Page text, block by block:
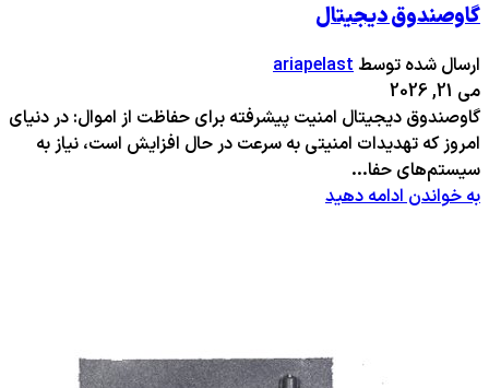
گاوصندوق دیجیتال
ارسال شده توسط ariapelast
می 21, 2026
گاوصندوق دیجیتال امنیت پیشرفته برای حفاظت از اموال: در دنیای
امروز که تهدیدات امنیتی به سرعت در حال افزایش است، نیاز به
سیستم‌های حفا...
به خواندن ادامه دهید